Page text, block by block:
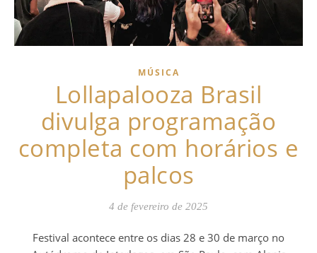
MÚSICA
Lollapalooza Brasil
divulga programação
completa com horários e
palcos
4 de fevereiro de 2025
Festival acontece entre os dias 28 e 30 de março no